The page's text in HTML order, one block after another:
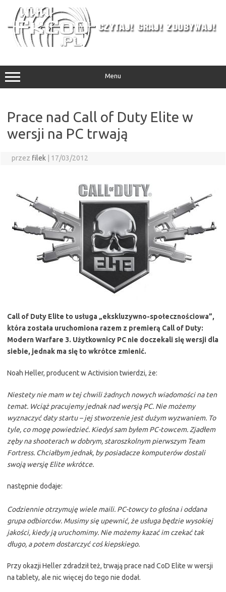
treści
Menu
Prace nad Call of Duty Elite w
wersji na PC trwają
przez filek 17/03/2012
Call of Duty Elite to usługa „ekskluzywno-społecznościowa”,
która została uruchomiona razem z premierą Call of Duty:
Modern Warfare 3. Użytkownicy PC nie doczekali się wersji dla
siebie, jednak ma się to wkrótce zmienić.
Noah Heller, producent w Activision twierdzi, że:
Niestety nie mam w tej chwili żadnych nowych wiadomości na ten
temat. Wciąż pracujemy jednak nad wersją PC. Nie możemy
wyznaczyć daty startu – jej stworzenie jest dużym wyzwaniem. To
tyle, co mogę powiedzieć. Kiedyś sam byłem PC-towcem. Zjadłem
zęby na shooterach w dobrym, staroszkolnym pierwszym Team
Fortress. Chciałbym jednak, by posiadacze komputerów dostali
swoją wersję Elite wkrótce.
następnie dodaje:
Codziennie otrzymuję wiele maili. PC-towcy to głośna i oddana
grupa odbiorców. Musimy się upewnić, że usługa będzie wysokiej
jakości, kiedy ją uruchomimy. Nie możemy kazać im czekać tak
długo, a potem dostarczyć coś kiepskiego.
Przy okazji Heller zdradził też, trwają prace nad CoD Elite w wersji
na tablety, ale nic więcej do tego nie dodał.